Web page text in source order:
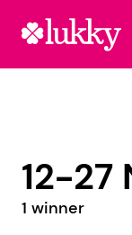
12-27
1 winner